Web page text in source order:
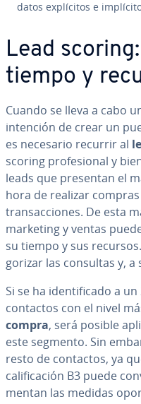
datos ex­plí­ci­tos e
Lead
tiempo y
Cuando se lleva a cabo
intención de crear un
es necesario recurrir al
scoring pro­fe­sio­nal y
leads que presentan el
hora de realizar
tra­n­sac­cio­nes. De esta
marketing y ventas
su tiempo y sus
go­ri­zar las consultas y, a
Si se ha ide­n­ti­fi­ca­do a
contactos con el nivel
compra, será posible
este segmento. Sin
resto de contactos, ya
ca­li­fi­ca­ción B3 puede
me­n­tan las medidas